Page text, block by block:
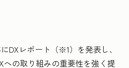
DXレポート（※1）を発表し、
への取り組みの重要性を強く提